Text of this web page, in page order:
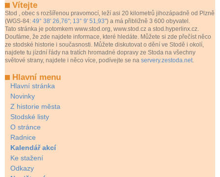
Vítejte
Stod , obec s rozšířenou pravomocí, leží asi 20 kilometrů jihozápadně od Plzně
(WGS-84: 49° 38' 26,76"; 13° 9' 51,93") a má přibližně 3 600 obyvatel.
Tato stránka je potomkem www.stod.org, www.stod.cz a stod.hyperlinx.cz.
Doufáme, že zde najdete informace, které hledáte. Můžete si zde přečíst něco
ze stodské historie i současnosti. Můžete diskutovat o dění ve Stodě i okolí,
najdete tu jízdní řády na tratích hromadné dopravy ze Stoda na všechny
světové strany, najdete i něco více, podívejte se na servery.zestoda.net.
Hlavní menu
Hlavní stránka
Novinky
Z historie města
Stodské listy
O stránce
Radnice
Kalendář akcí
Ke stažení
Odkazy